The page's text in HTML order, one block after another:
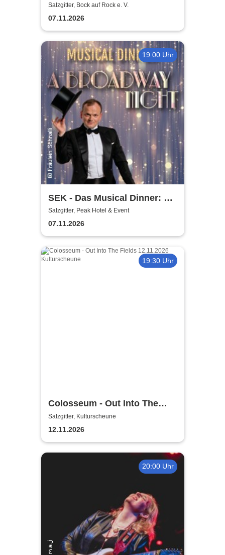
gemeinnütziger e. V.
Salzgitter, Bock auf Rock e. V.
07.11.2026
19:00 Uhr
SEK - Das Musical Dinner: A
Broadway Night
Salzgitter, Peak Hotel & Event
07.11.2026
19:30 Uhr
Colosseum - Out Into The
Fields
Salzgitter, Kulturscheune
12.11.2026
20:00 Uhr